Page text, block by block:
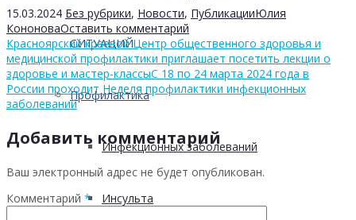
СИТУАЦИЙ
Профилактика
Инфекционных заболеваний
Инсульта
15.03.2024 Без рубрики, Новости, ПубликацииЮлия
КононоваОставить комментарий
Красноярский краевой Центр общественного здоровья и
медицинской профилактики приглашает посетить лекции о
здоровье и мастер-классыС 18 по 24 марта 2024 года в
России проходит Неделя профилактики инфекционных
заболеваний
Добавить комментарий
Ваш электронный адрес не будет опубликован.
Комментарий *